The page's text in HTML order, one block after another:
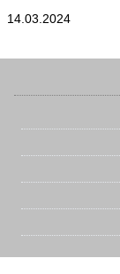
14.03.2024